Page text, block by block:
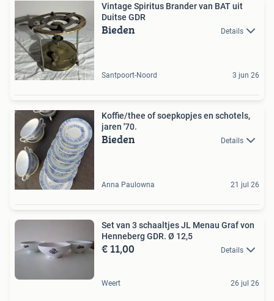
Vintage Spiritus Brander van BAT uit
Duitse GDR
Bieden Details
Santpoort-Noord 3 jun 26
Koffie/thee of soepkopjes en schotels,
jaren '70.
Bieden Details
Anna Paulowna 21 jul 26
Set van 3 schaaltjes JL Menau Graf von
Henneberg GDR. Ø 12,5
€ 11,00 Details
Weert 26 jul 26